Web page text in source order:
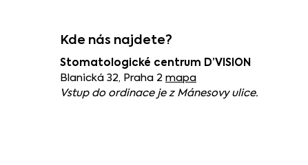
Kde nás najdete?
Stomatologické centrum D’VISION
Blanická 32, Praha 2 mapa
Vstup do ordinace je z Mánesovy ulice.